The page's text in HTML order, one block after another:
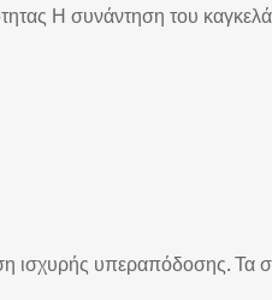
Η συνάντηση του
ισχυρής υπεραπόδοσης. Τα